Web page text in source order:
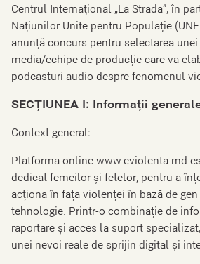
Centrul Internațional „La Strada”, în
Națiunilor Unite pentru Populație
anunță concurs pentru selectarea
media/echipe de producție care va
podcasturi audio despre fenomenul
SECȚIUNEA I: Informaţii
Context general:
Platforma online www.eviolenta.md
dedicat femeilor și fetelor, pentru a
acționa în fața violenței în bază de
tehnologie. Printr-o combinație de
raportare și acces la suport
unei nevoi reale de sprijin digital și